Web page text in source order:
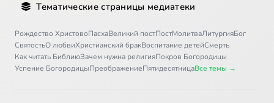
Тематические страницы медиатеки
Рождество ХристовоПасхаВеликий постПостМолитваЛитургияБог
СвятостьО любвиХристианский бракВоспитание детейСмерть
Как читать БиблиюЗачем нужна религияПокров Богородицы
Успение БогородицыПреображениеПятидесятницаВсе темы →